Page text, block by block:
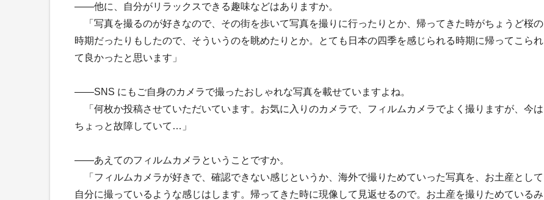
――他に、自分がリラックスできる趣味などはありますか。
「写真を撮るのが好きなので、その街を歩いて写真を撮りに行ったりとか、帰ってきた時がちょうど桜の
時期だったりもしたので、そういうのを眺めたりとか。とても日本の四季を感じられる時期に帰ってこられ
て良かったと思います」
――SNS にもご自身のカメラで撮ったおしゃれな写真を載せていますよね。
「何枚か投稿させていただいています。お気に入りのカメラで、フィルムカメラでよく撮りますが、今は
ちょっと故障していて…」
――あえてのフィルムカメラということですか。
「フィルムカメラが好きで、確認できない感じというか、海外で撮りためていった写真を、お土産として
自分に撮っているような感じはします。帰ってきた時に現像して見返せるので。お土産を撮りためているみ